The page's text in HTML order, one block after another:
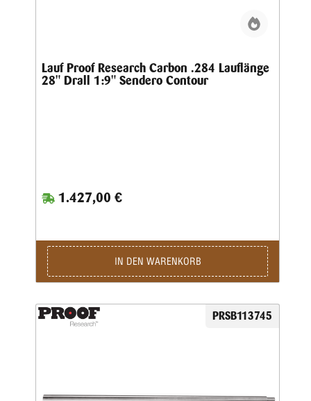
Lauf Proof Research Carbon .284 Lauflänge
28" Drall 1:9" Sendero Contour
1.427,00 €
IN DEN WARENKORB
PRSB113745